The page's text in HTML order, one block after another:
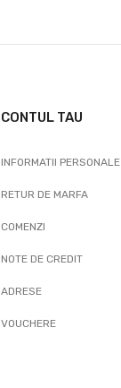
CONTUL TAU
INFORMATII PERSONALE
RETUR DE MARFA
COMENZI
NOTE DE CREDIT
ADRESE
VOUCHERE